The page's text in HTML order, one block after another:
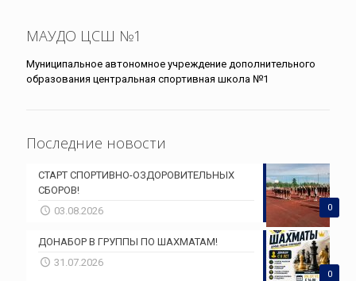
МАУДО ЦСШ №1
Муниципальное автономное учреждение дополнительного
образования центральная спортивная школа №1
Последние новости
0
СТАРТ СПОРТИВНО-ОЗДОРОВИТЕЛЬНЫХ
СБОРОВ!
03.08.2026
0
ДОНАБОР В ГРУППЫ ПО ШАХМАТАМ!
31.07.2026